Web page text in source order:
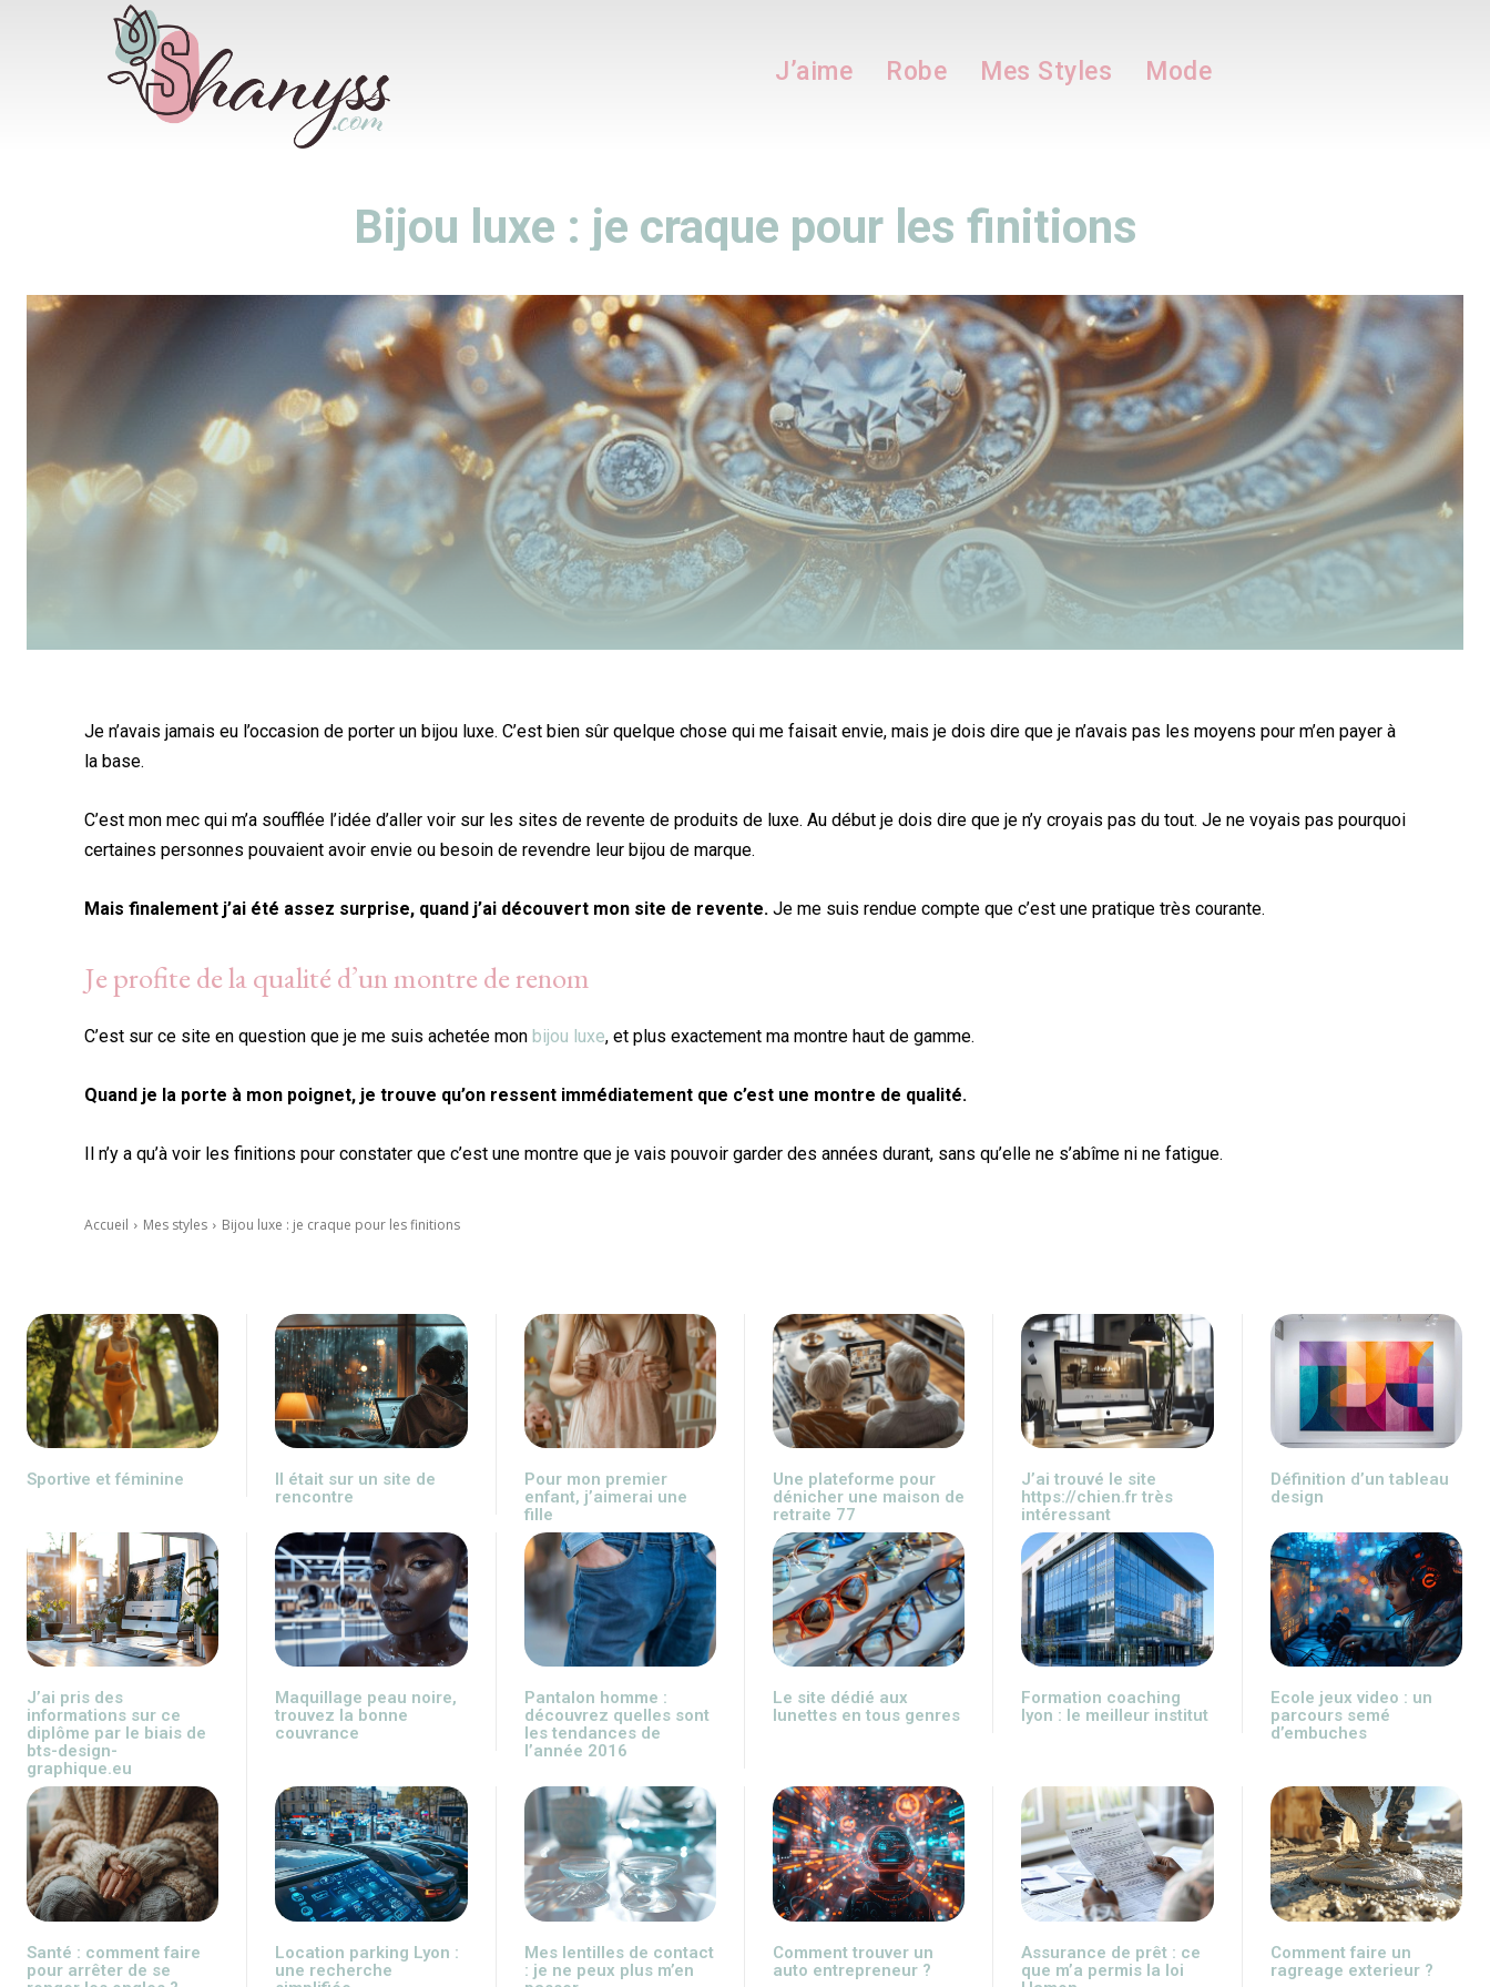
J’aime Robe Mes Styles Mode
Bijou luxe : je craque pour les finitions
Je n’avais jamais eu l’occasion de porter un bijou luxe. C’est bien sûr quelque chose qui me faisait envie, mais je dois dire que je n’avais pas les moyens pour m’en payer à
la base.
C’est mon mec qui m’a soufflée l’idée d’aller voir sur les sites de revente de produits de luxe. Au début je dois dire que je n’y croyais pas du tout. Je ne voyais pas pourquoi
certaines personnes pouvaient avoir envie ou besoin de revendre leur bijou de marque.
Mais finalement j’ai été assez surprise, quand j’ai découvert mon site de revente. Je me suis rendue compte que c’est une pratique très courante.
Je profite de la qualité d’un montre de renom
C’est sur ce site en question que je me suis achetée mon bijou luxe, et plus exactement ma montre haut de gamme.
Quand je la porte à mon poignet, je trouve qu’on ressent immédiatement que c’est une montre de qualité.
Il n’y a qu’à voir les finitions pour constater que c’est une montre que je vais pouvoir garder des années durant, sans qu’elle ne s’abîme ni ne fatigue.
Accueil Mes styles Bijou luxe : je craque pour les finitions
Sportive et féminine
Il était sur un site de
rencontre
Pour mon premier
enfant, j’aimerai une
fille
Une plateforme pour
dénicher une maison de
retraite 77
J’ai trouvé le site
https://chien.fr très
intéressant
Définition d’un tableau
design
J’ai pris des
informations sur ce
diplôme par le biais de
bts-design-
graphique.eu
Maquillage peau noire,
trouvez la bonne
couvrance
Pantalon homme :
découvrez quelles sont
les tendances de
l’année 2016
Le site dédié aux
lunettes en tous genres
Formation coaching
lyon : le meilleur institut
Ecole jeux video : un
parcours semé
d’embuches
Santé : comment faire
pour arrêter de se
Location parking Lyon :
une recherche
Mes lentilles de contact
: je ne peux plus m’en
Comment trouver un
auto entrepreneur ?
Assurance de prêt : ce
que m’a permis la loi
Comment faire un
ragreage exterieur ?